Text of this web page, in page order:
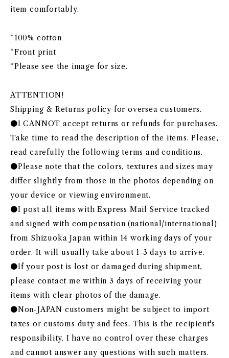
item comfortably.
*100% cotton
*Front print
*Please see the image for size.
ATTENTION!
Shipping & Returns policy for oversea customers.
●I CANNOT accept returns or refunds for purchases.
Take time to read the description of the items. Please,
read carefully the following terms and conditions.
●Please note that the colors, textures and sizes may
differ slightly from those in the photos depending on
your device or viewing environment.
●I post all items with Express Mail Service tracked
and signed with compensation (national/international)
from Shizuoka Japan within 14 working days of your
order. It will usually take about 1-3 days to arrive.
●If your post is lost or damaged during shipment,
please contact me within 3 days of receiving your
items with clear photos of the damage.
●Non-JAPAN customers might be subject to import
taxes or customs duty and fees. This is the recipient's
responsibility. I have no control over these charges
and cannot answer any questions with such matters.